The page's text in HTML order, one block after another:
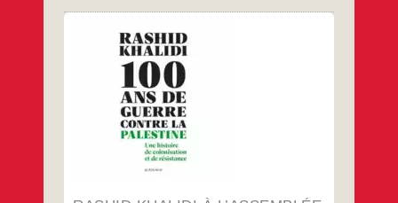
Retrouvez l’audition de Rashid Khalidi du 29
avril 2029 à l’occasion de la sortie de son
dernier ouvrage 100 ans de guerre contre la
Palestine : Une histoire de colonisation et de
résistance. Rashid Khalidi est palestino-
américain et Professeur honoraire d’histoire
à l’université Columbia (New York). Il a été
l’Assemblée